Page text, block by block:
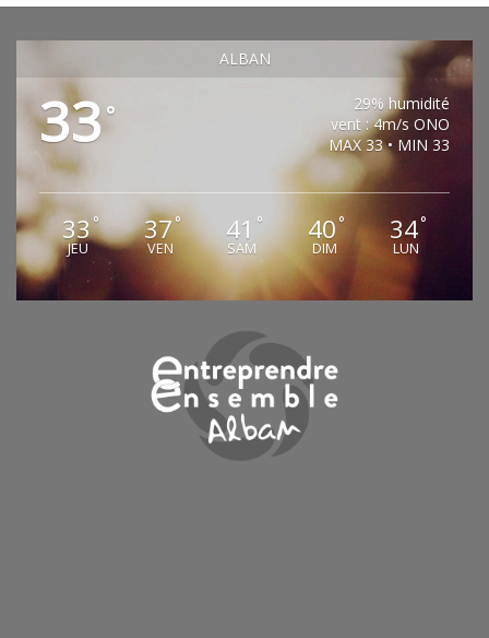
ALBAN
33°
29% humidité
vent : 4m/s ONO
MAX 33 • MIN 33
33°
JEU
37°
VEN
41 °
SAM
40 °
DIM
34°
LUN